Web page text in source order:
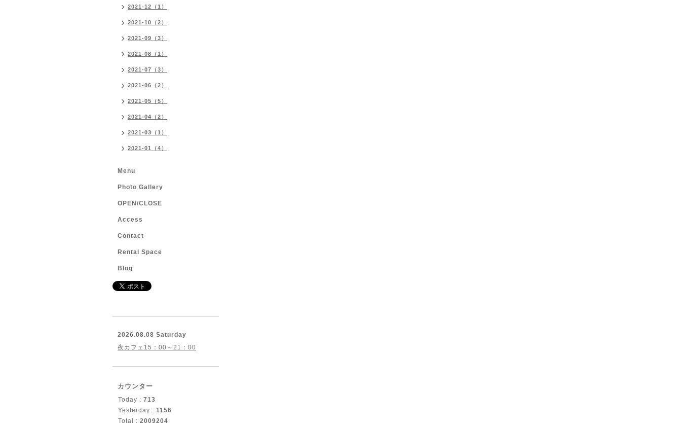
2021-12（1）
2021-10（2）
2021-09（3）
2021-08（1）
2021-07（3）
2021-06（2）
2021-05（5）
2021-04（2）
2021-03（1）
2021-01（4）
Menu
Photo Gallery
OPEN/CLOSE
Access
Contact
Rental Space
Blog
2026.08.08 Saturday
夜カフェ15：00～21：00
カウンター
Today : 713
Yesterday : 1156
Total : 2009204